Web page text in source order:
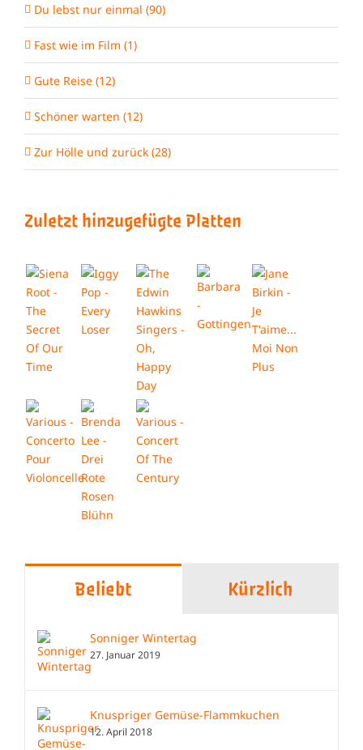
Du lebst nur einmal (90)
Fast wie im Film (1)
Gute Reise (12)
Schöner warten (12)
Zur Hölle und zurück (28)
Zuletzt hinzugefügte Platten
Beliebt Kürzlich
Sonniger Wintertag
27. Januar 2019
Knuspriger Gemüse-Flammkuchen
12. April 2018